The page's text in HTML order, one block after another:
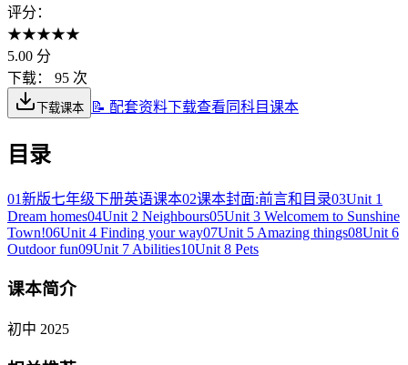
评分：
★★★★★
5.00 分
下载：
95 次
下载课本 📝 配套资料下载查看同科目课本
目录
01新版七年级下册英语课本02课本封面:前言和目录03Unit 1
Dream homes04Unit 2 Neighbours05Unit 3 Welcomem to Sunshine
Town!06Unit 4 Finding your way07Unit 5 Amazing things08Unit 6
Outdoor fun09Unit 7 Abilities10Unit 8 Pets
课本简介
初中 2025